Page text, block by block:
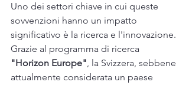
Uno dei settori chiave in cui queste
sovvenzioni hanno un impatto
significativo è la ricerca e l'innovazione.
Grazie al programma di ricerca
"Horizon Europe", la Svizzera, sebbene
attualmente considerata un paese